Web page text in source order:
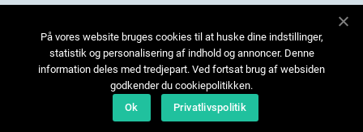
Kontakt Oss
Sitemap
På vores website bruges cookies til at huske dine indstillinger,
statistik og personalisering af indhold og annoncer. Denne
information deles med tredjepart. Ved fortsat brug af websiden
godkender du cookiepolitikken.
Ok
Privatlivspolitik